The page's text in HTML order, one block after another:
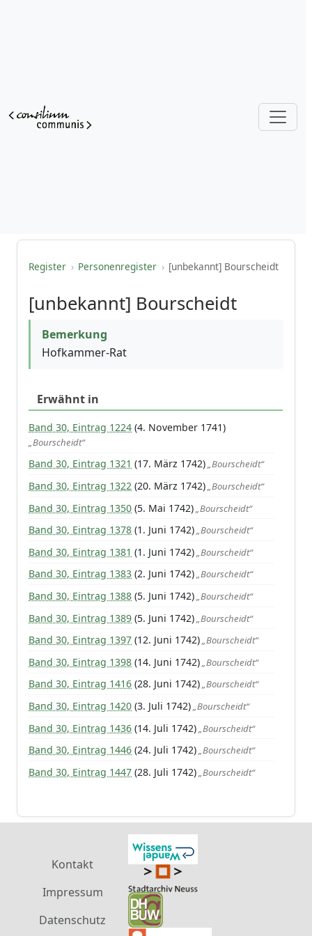
Register › Personenregister › [unbekannt] Bourscheidt
[unbekannt] Bourscheidt
Bemerkung
Hofkammer-Rat
Erwähnt in
Band 30, Eintrag 1224 (4. November 1741)
„Bourscheidt“
Band 30, Eintrag 1321 (17. März 1742)„Bourscheidt“
Band 30, Eintrag 1322 (20. März 1742)„Bourscheidt“
Band 30, Eintrag 1350 (5. Mai 1742) „Bourscheidt“
Band 30, Eintrag 1378 (1. Juni 1742)„Bourscheidt“
Band 30, Eintrag 1381 (1. Juni 1742)„Bourscheidt“
Band 30, Eintrag 1383 (2. Juni 1742)„Bourscheidt“
Band 30, Eintrag 1388 (5. Juni 1742)„Bourscheidt“
Band 30, Eintrag 1389 (5. Juni 1742) „Bourscheidt“
Band 30, Eintrag 1397 (12. Juni 1742)„Bourscheidt“
Band 30, Eintrag 1398 (14. Juni 1742)„Bourscheidt“
Band 30, Eintrag 1416 (28. Juni 1742)„Bourscheidt“
Band 30, Eintrag 1420 (3. Juli 1742)„Bourscheidt“
Band 30, Eintrag 1436 (14. Juli 1742) „Bourscheidt“
Band 30, Eintrag 1446 (24. Juli 1742)„Bourscheidt“
Band 30, Eintrag 1447 (28. Juli 1742)„Bourscheidt“
Kontakt
Impressum
Datenschutz